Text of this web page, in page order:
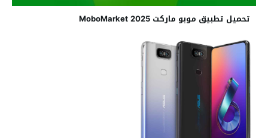
تحميل تطبيق موبو ماركت 2025 MoboMarket